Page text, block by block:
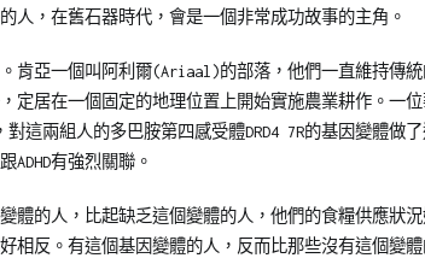
人，在舊石器時代，會是一個非常成功故事的主角。
肯亞一個叫阿利爾(Ariaal)的部落，他們一直維持傳統
定居在一個固定的地理位置上開始實施農業耕作。一
這兩組人的多巴胺第四感受體DRD4 7R的基因變體做
有強烈關聯。
體的人，比起缺乏這個變體的人，他們的食糧供應狀
相反。有這個基因變體的人，反而比那些沒有這個變